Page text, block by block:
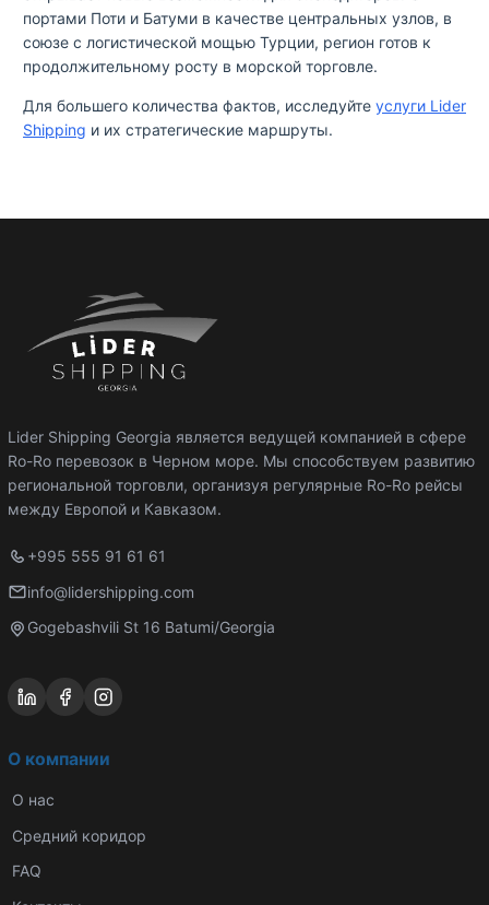
портами Поти и Батуми в качестве центральных узлов, в
союзе с логистической мощью Турции, регион готов к
продолжительному росту в морской торговле.
Для большего количества фактов, исследуйте услуги Lider
Shipping и их стратегические маршруты.
Lider Shipping Georgia является ведущей компанией в сфере
Ro-Ro перевозок в Черном море. Мы способствуем развитию
региональной торговли, организуя регулярные Ro-Ro рейсы
между Европой и Кавказом.
+995 555 91 61 61
info@lidershipping.com
Gogebashvili St 16 Batumi/Georgia
О компании
О нас
Средний коридор
FAQ